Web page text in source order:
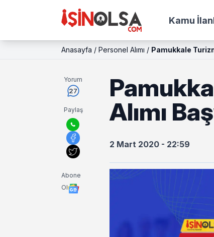
Kamu
Anasayfa / Personel Alımı / Pamukkale
Yorum
27
Paylaş
Abone
Ol
Alımı
2 Mart 2020 - 22:59